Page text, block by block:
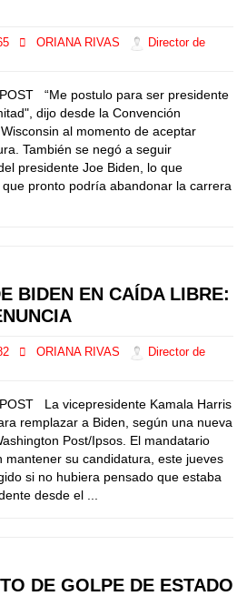
ORIANA RIVAS
Director de
“Me postulo para ser presidente
dijo desde la Convención
al momento de aceptar
También se negó a seguir
presidente Joe Biden, lo que
pronto podría abandonar la carrera
BIDEN EN CAÍDA LIBRE:
ORIANA RIVAS
Director de
La vicepresidente Kamala Harris
remplazar a Biden, según una nueva
Post/Ipsos. El mandatario
mantener su candidatura, este jueves
si no hubiera pensado que estaba
desde el ...
DE GOLPE DE ESTADO